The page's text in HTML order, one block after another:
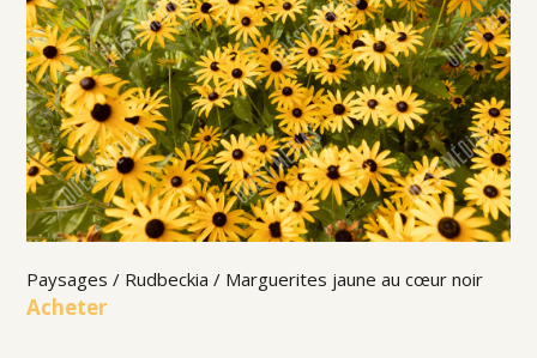
Paysages / Rudbeckia / Marguerites jaune au cœur noir
Acheter